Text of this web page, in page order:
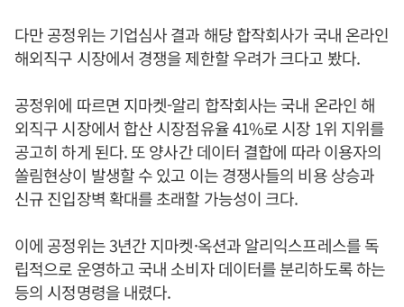
다만 공정위는 기업심사 결과 해당 합작회사가 국내 온라인
해외직구 시장에서 경쟁을 제한할 우려가 크다고 봤다.
공정위에 따르면 지마켓-알리 합작회사는 국내 온라인 해
외직구 시장에서 합산 시장점유율 41%로 시장 1위 지위를
공고히 하게 된다. 또 양사간 데이터 결합에 따라 이용자의
쏠림현상이 발생할 수 있고 이는 경쟁사들의 비용 상승과
신규 진입장벽 확대를 초래할 가능성이 크다.
이에 공정위는 3년간 지마켓·옥션과 알리익스프레스를 독
립적으로 운영하고 국내 소비자 데이터를 분리하도록 하는
등의 시정명령을 내렸다.